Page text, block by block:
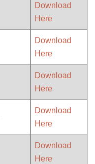
Download
Here
Download
Here
Download
Here
Download
Here
Download
Here